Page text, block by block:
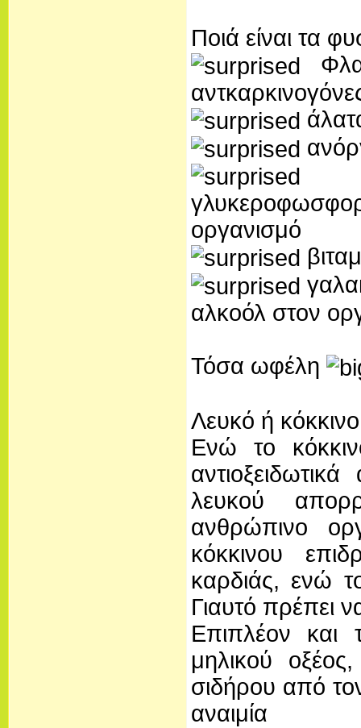
Ποιά είναι τα
οργανισμό
αλκοόλ στον
Τόσα ωφέλη
Λευκό ή
Ενώ το
λευκού
ανθρώπινο
κόκκινου
καρδιάς, ενώ
Γιαυτό πρέπει
Επιπλέον και
μηλικού
σιδήρου από
αναιμία